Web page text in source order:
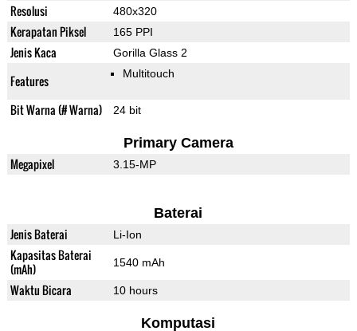
Resolusi 480x320
Kerapatan Piksel 165 PPI
Jenis Kaca Gorilla Glass 2
Features Multitouch
Bit Warna (# Warna) 24 bit
Primary Camera
Megapixel 3.15-MP
Baterai
Jenis Baterai Li-Ion
Kapasitas Baterai
(mAh)
1540 mAh
Waktu Bicara 10 hours
Komputasi